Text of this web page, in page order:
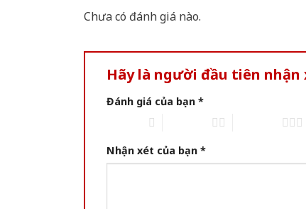
Chưa có đánh giá nào.
Hãy là người đầu tiên nhận
Đánh giá của bạn *
Nhận xét của bạn *